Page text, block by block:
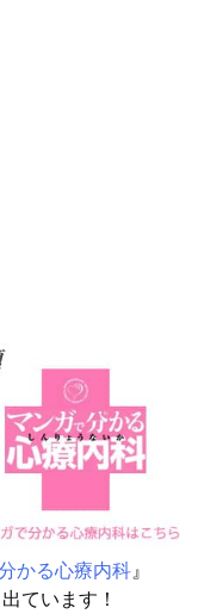
かる心療内科』
ています！